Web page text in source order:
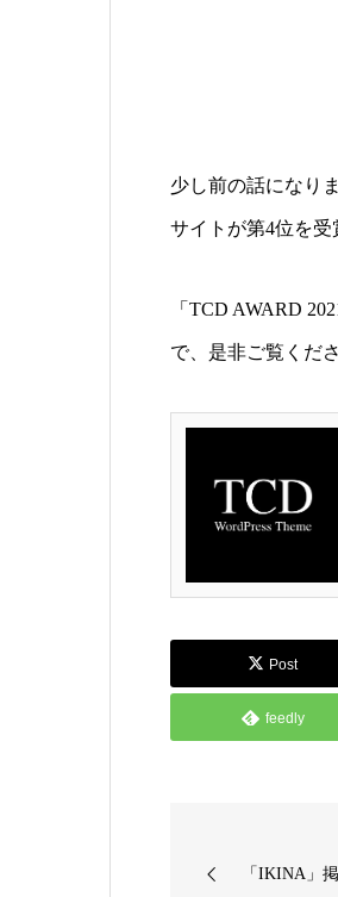
少し前の話になり
サイトが第4位を受
「TCD AWARD
で、是非ご覧くださ
Post
feedly
「IKINA」